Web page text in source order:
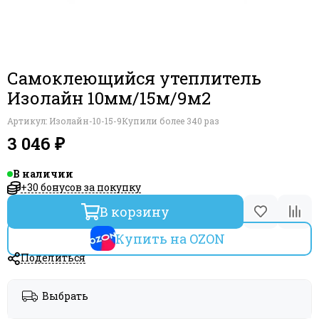
Самоклеющийся утеплитель
Изолайн 10мм/15м/9м2
Артикул: Изолайн-10-15-9Купили более 340 раз
3 046 ₽
В наличии
+30 бонусов за покупку
В корзину
Купить на OZON
Поделиться
Выбрать